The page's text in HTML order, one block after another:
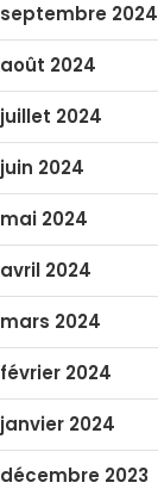
septembre 2024
août 2024
juillet 2024
juin 2024
mai 2024
avril 2024
mars 2024
février 2024
janvier 2024
décembre 2023